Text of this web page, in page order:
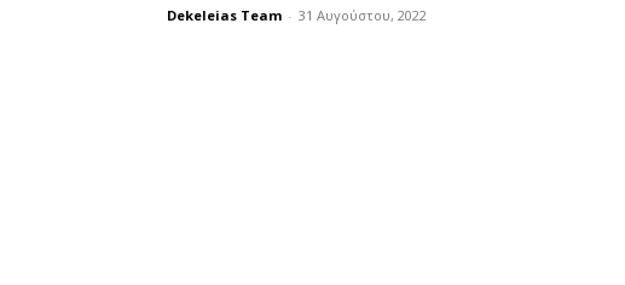
Dekeleias Team - 31 Αυγούστου, 2022